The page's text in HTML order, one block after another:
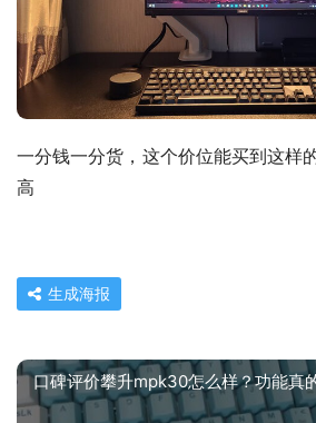
一分钱一分货，这个价位能买到这样
高
生成海报
口碑评价攀升mpk30怎么样？功能真